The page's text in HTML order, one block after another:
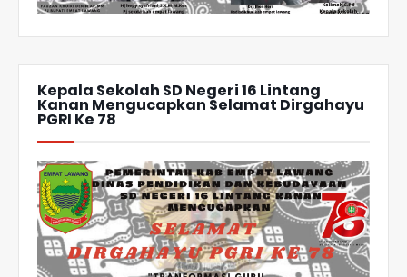
Kepala Sekolah SD Negeri 16 Lintang
Kanan Mengucapkan Selamat Dirgahayu
PGRI Ke 78